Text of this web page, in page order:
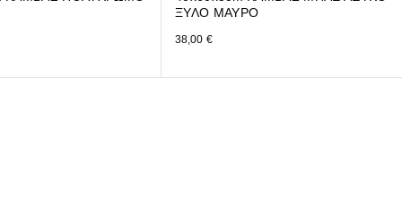
ΞΥΛΟ ΜΑΥΡΟ
38,00 €